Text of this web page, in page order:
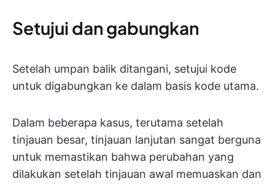
Setujui dan gabungkan
Setelah umpan balik ditangani, setujui kode
untuk digabungkan ke dalam basis kode utama.
Dalam beberapa kasus, terutama setelah
tinjauan besar, tinjauan lanjutan sangat berguna
untuk memastikan bahwa perubahan yang
dilakukan setelah tinjauan awal memuaskan dan